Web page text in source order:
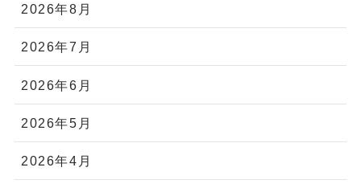
2026年8月
2026年7月
2026年6月
2026年5月
2026年4月